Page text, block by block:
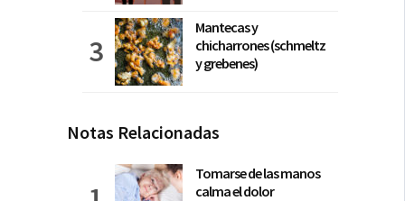
Mantecas y
chicharrones (schmeltz
y grebenes)
Notas Relacionadas
Tomarse de las manos
calma el dolor